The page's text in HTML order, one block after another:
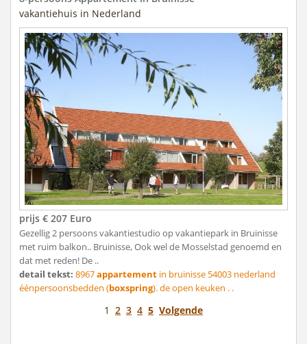
vakantiehuis in Nederland
prijs € 207 Euro
Gezellig 2 persoons vakantiestudio op vakantiepark in Bruinisse
met ruim balkon.. Bruinisse, Ook wel de Mosselstad genoemd en
dat met reden! De ..
detail tekst: 8967appartement in bruinisse 54003 nederland
éénpersoonsbedden (boxspring). de open keuken . .
1 2 3 4 5 Volgende